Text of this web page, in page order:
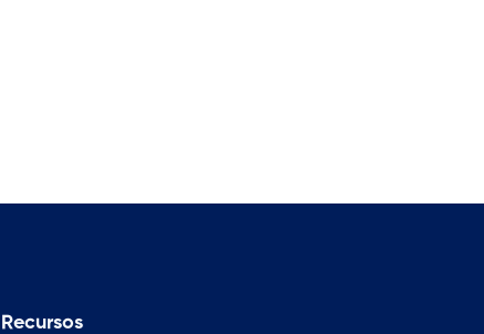
Recursos